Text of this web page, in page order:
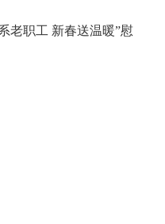
老职工 新春送温暖”慰